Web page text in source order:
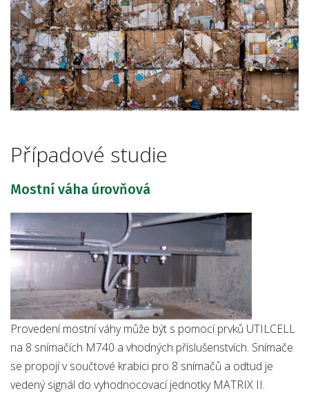
Případové studie
Mostní váha úrovňová
Provedení mostní váhy může být s pomocí prvků UTILCELL
na 8 snímačích M740 a vhodných příslušenstvích. Snímače
se propojí v součtové krabici pro 8 snímačů a odtud je
vedený signál do vyhodnocovací jednotky MATRIX II.